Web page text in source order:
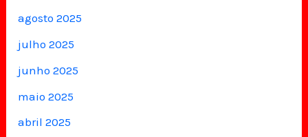
agosto 2025
julho 2025
junho 2025
maio 2025
abril 2025